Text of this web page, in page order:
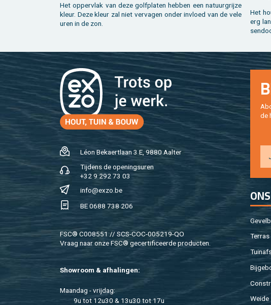
Het op­per­vlak van deze golf­pla­ten heb­ben een na­tuur­grij­ze
kleur. Deze kleur zal niet ver­va­gen onder in­vloed van de vele
uren in de zon.
Het
erg
Léon Be­kaert­laan 3 E, 9880 Aal­ter
Tij­dens de ope­nings­uren
+32 9 292 73 03
info@​exzo.​be
BE 0688 738 206
FSC® C008551 // SCS-COC-005219-QO
Vraag naar onze FSC® ge­cer­ti­fi­ceer­de pro­duc­ten.
Show­room & af­ha­lin­gen:
Maan­dag - vrij­dag:
9u tot 12u30 & 13u30 tot 17u
de
Ter­ras
Weide